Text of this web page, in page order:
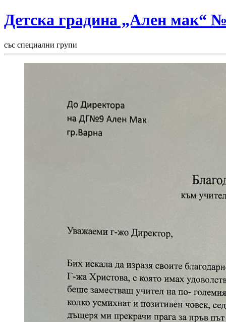
Детска градина „Ален мак“
със специални групи